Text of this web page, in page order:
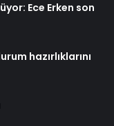
Ece Erken son
hazırlıklarını